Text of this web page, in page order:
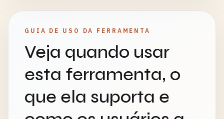
GUIA DE USO DA FERRAMENTA
Veja quando usar
esta ferramenta, o
que ela suporta e